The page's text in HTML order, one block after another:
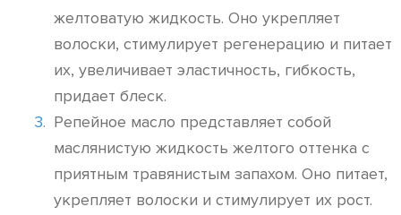
желтоватую жидкость. Оно укрепляет
волоски, стимулирует регенерацию и питает
их, увеличивает эластичность, гибкость,
придает блеск.
Репейное масло представляет собой
маслянистую жидкость желтого оттенка с
приятным травянистым запахом. Оно питает,
укрепляет волоски и стимулирует их рост.